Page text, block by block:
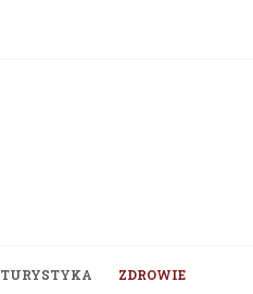
TURYSTYKA ZDROWIE